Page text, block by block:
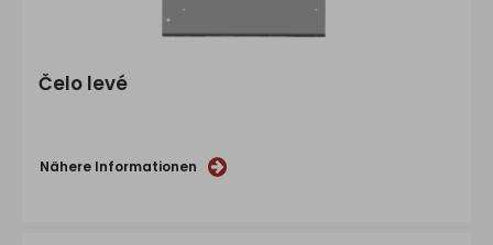
Čelo levé
Nähere Informationen